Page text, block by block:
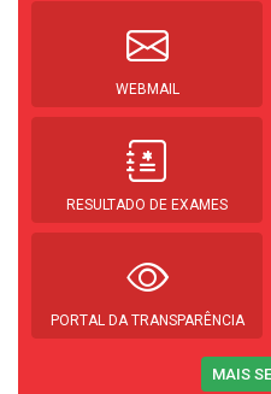
WEBMAIL
RESULTADO DE EXAMES
PORTAL DA TRANSPARÊNCIA
MAIS